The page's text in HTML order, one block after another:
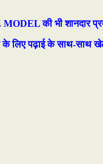
की भी शानदार
के लिए पढ़ाई के साथ-साथ